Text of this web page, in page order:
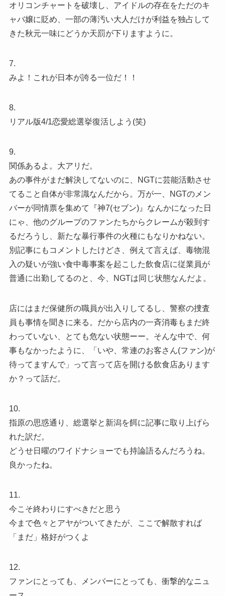
オリコンチャートを破壊し、アイドルの存在をただのキ
ャバ嬢に貶め、一部の薄汚い大人だけが利益を独占して
きた秋元一味にどうか天罰が下りますように。
7.
みよ！これが日本が誇る一位だ！！
8.
リアル版4/1恋愛総選挙復活しよう(笑)
9.
関係あるよ。大アリだ。
あの事件がまだ解決してないのに、NGTに芸能活動させ
てること自体が非常識なんだから。万が一、NGTのメン
バーが同情票を集めて『神7(セブン)』なんかになった日
にゃ、他のグループのファンたちからクレームが殺到す
るだろうし、新たな暴行事件の火種にもなりかねない。
別記事にもコメントしたけどさ、例えて言えば、毒物混
入の疑いが強い食中毒事案を起こした飲食店に従業員が
普通に出勤してるのと、今、NGTは同じ状態なんだよ。
店にはまだ保健所の職員が出入りしてるし、警察の捜査
員も事情を聞きに来る。だから店内の一斉消毒もまだ終
わっていない、とても危ない状態ーー。そんな中で、何
事もなかったように、「いや、常連のお客さん(ファン)が
待ってますんで」って言って店を開ける飲食店あります
か？って話だ。
10.
指原の思惑通り、総選挙と新潟を餌に記事に取り上げら
れた訳だ。
どうせ日曜のワイドナショーでも持論語るんだろうね。
良かったね。
11.
今こそ終わりにすべきだと思う
今まで色々とアヤがついてきたが、ここで解散すれば
「まだ」格好がつくよ
12.
ファンにとっても、メンバーにとっても、衝撃的なニュ